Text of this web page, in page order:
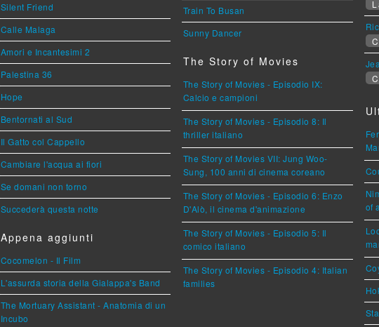
Silent Friend
Calle Malaga
Amori e Incantesimi 2
Palestina 36
Hope
Bentornati al Sud
Il Gatto col Cappello
Cambiare l'acqua ai fiori
Se domani non torno
Succederà questa notte
Appena aggiunti
Cocomelon - Il Film
L'assurda storia della Gialappa's Band
The Mortuary Assistant - Anatomia di un
Incubo
Train To Busan
Sunny Dancer
The Story of Movies
The Story of Movies - Episodio IX:
Calcio e campioni
The Story of Movies - Episodio 8: Il
thriller italiano
The Story of Movies VII: Jung Woo-
Sung, 100 anni di cinema coreano
The Story of Movies - Episodio 6: Enzo
D'Alò, il cinema d'animazione
The Story of Movies - Episodio 5: Il
comico italiano
The Story of Movies - Episodio 4: Italian
families
of